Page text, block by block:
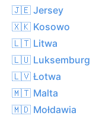
🇯🇪 Jersey
🇽🇰 Kosowo
🇱🇹 Litwa
🇱🇺 Luksemburg
🇱🇻 Łotwa
🇲🇹 Malta
🇲🇩 Mołdawia